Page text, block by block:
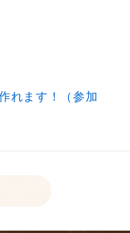
れます！（参加